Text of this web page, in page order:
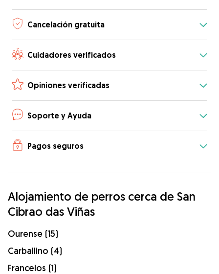
Cancelación gratuita
Cuidadores verificados
Opiniones verificadas
Soporte y Ayuda
Pagos seguros
Alojamiento de perros cerca de San
Cibrao das Viñas
Ourense (15)
Carballino (4)
Francelos (1)